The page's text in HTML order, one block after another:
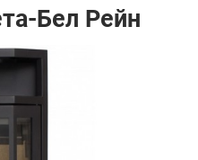
Бел Рейн